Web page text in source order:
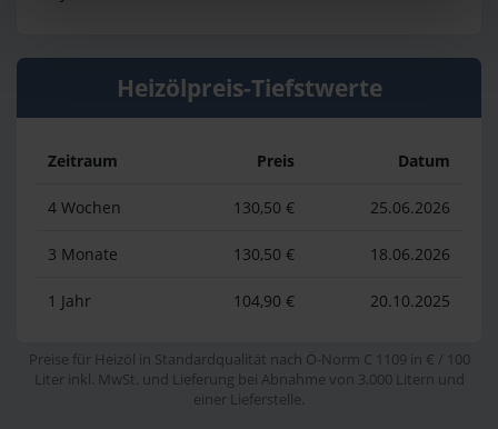
Heizölpreis-Tiefstwerte
Zeitraum Preis Datum
4 Wochen 130,50 € 25.06.2026
3 Monate 130,50 € 18.06.2026
1 Jahr 104,90 € 20.10.2025
Preise für Heizöl in Standardqualität nach Ö-Norm C 1109 in € / 100
Liter inkl. MwSt. und Lieferung bei Abnahme von 3.000 Litern und
einer Lieferstelle.